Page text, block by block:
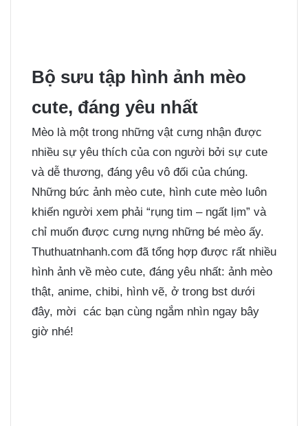
Bộ sưu tập hình ảnh mèo
cute, đáng yêu nhất
Mèo là một trong những vật cưng nhận được
nhiều sự yêu thích của con người bởi sự cute
và dễ thương, đáng yêu vô đối của chúng.
Những bức ảnh mèo cute, hình cute mèo luôn
khiến người xem phải “rụng tim – ngất lịm” và
chỉ muốn được cưng nựng những bé mèo ấy.
Thuthuatnhanh.com đã tổng hợp được rất nhiều
hình ảnh về mèo cute, đáng yêu nhất: ảnh mèo
thật, anime, chibi, hình vẽ, ở trong bst dưới
đây, mời các bạn cùng ngắm nhìn ngay bây
giờ nhé!